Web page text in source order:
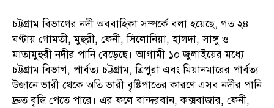
চট্টগ্রাম বিভাগের নদী অববাহিকা সম্পর্কে বলা হয়েছে, গত ২৪
ঘণ্টায় গোমতী, মুহুরী, ফেনী, সিলোনিয়া, হালদা, সাঙ্গু ও
মাতামুহুরী নদীর পানি বেড়েছে। আগামী ১০ জুলাইয়ের মধ্যে
চট্টগ্রাম বিভাগ, পার্বত্য চট্টগ্রাম, ত্রিপুরা এবং মিয়ানমারের পার্বত্য
উজানে ভারী থেকে অতি ভারী বৃষ্টিপাতের কারণে এসব নদীর পানি
দ্রুত বৃদ্ধি পেতে পারে। এর ফলে বান্দরবান, কক্সবাজার, ফেনী,